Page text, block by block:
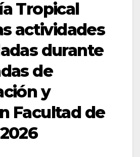
Tropical
actividades
durante
de
y
Facultad de